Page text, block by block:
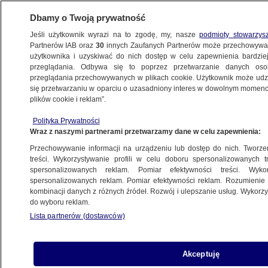
ŚWIAT
Protest przeciw "największemu
składowisku odpadów w Europie"
23.09.2019, 15:25
Udostępnij
protestują przeciwko planom budowy wysypiska
odpadów komunalnych przywożonych z
Dbamy o Twoją prywatność
Jeśli użytkownik wyrazi na to zgodę, my, naszepodmioty
Partnerów IAB oraz30 innych Zaufanych Partnerów może
użytkownika i uzyskiwać do nich dostęp w celu zapewnienia
przeglądania. Odbywa się to poprzez przetwarzanie danych
przeglądania przechowywanych w plikach cookie. Użytkownik może
się przetwarzaniu w oparciu o uzasadniony interes w dowolnym
plików cookie i reklam”.
Polityka Prywatności
Wraz z naszymi partnerami przetwarzamy dane w celu zapewnienia:
Przechowywanie informacji na urządzeniu lub dostęp do nich.
treści. Wykorzystywanie profili w celu doboru spersonalizowanych
spersonalizowanych reklam. Pomiar efektywności treści.
spersonalizowanych reklam. Pomiar efektywności reklam.
kombinacji danych z różnych źródeł. Rozwój i ulepszanie usług.
do wyboru reklam.
Lista partnerów (dostawców)
Akceptuję